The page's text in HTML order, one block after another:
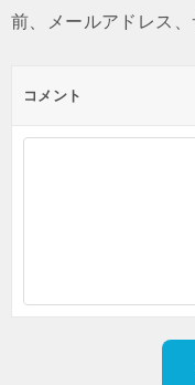
前、メールアドレス、
コメント